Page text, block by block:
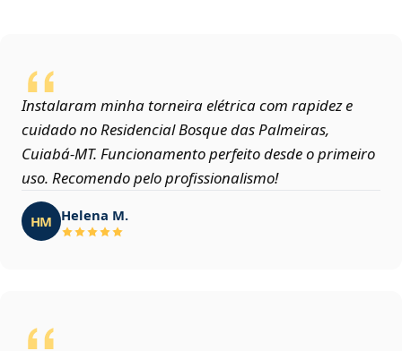
Instalaram minha torneira elétrica com rapidez e
cuidado no Residencial Bosque das Palmeiras,
Cuiabá‑MT. Funcionamento perfeito desde o primeiro
uso. Recomendo pelo profissionalismo!
HM Helena M.